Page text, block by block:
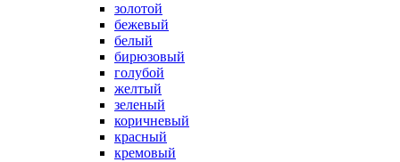
золотой
бежевый
белый
бирюзовый
голубой
желтый
зеленый
коричневый
красный
кремовый